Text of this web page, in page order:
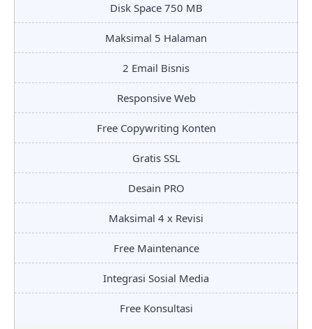
Disk Space 750 MB
Maksimal 5 Halaman
2 Email Bisnis
Responsive Web
Free Copywriting Konten
Gratis SSL
Desain PRO
Maksimal 4 x Revisi
Free Maintenance
Integrasi Sosial Media
Free Konsultasi